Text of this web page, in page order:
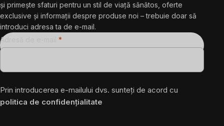
și primește sfaturi pentru un stil de viață sănătos, oferte
exclusive și informații despre produse noi – trebuie doar să
introduci adresa ta de e-mail.
Adresă de e-mail
Prin introducerea e-mailului dvs. sunteți de acord cu
politica de confidențialitate